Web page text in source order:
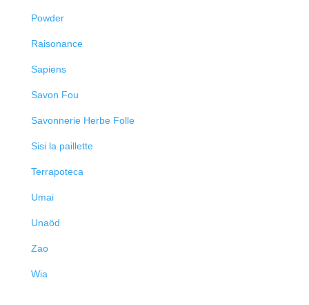
Powder
Raisonance
Sapiens
Savon Fou
Savonnerie Herbe Folle
Sisi la paillette
Terrapoteca
Umai
Unaöd
Zao
Wia